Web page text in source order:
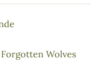
Wolves